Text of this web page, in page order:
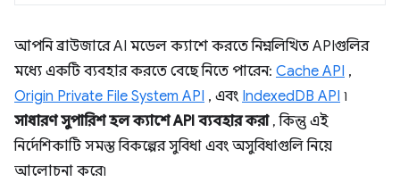
আপনি ব্রাউজারে AI মডেল ক্যাশে করতে নিম্নলিখিত APIগুলির
মধ্যে একটি ব্যবহার করতে বেছে নিতে পারেন: Cache API ,
Origin Private File System API , এবং IndexedDB API ৷
সাধারণ সুপারিশ হল ক্যাশে API ব্যবহার করা, কিন্তু এই
নির্দেশিকাটি সমস্ত বিকল্পের সুবিধা এবং অসুবিধাগুলি নিয়ে
আলোচনা করে৷